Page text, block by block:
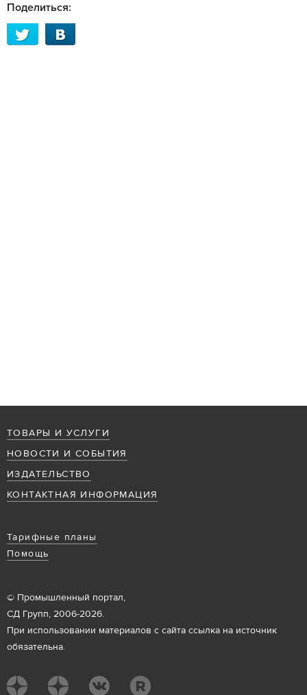
Поделиться:
ТОВАРЫ И УСЛУГИ
НОВОСТИ И СОБЫТИЯ
ИЗДАТЕЛЬСТВО
КОНТАКТНАЯ ИНФОРМАЦИЯ
Тарифные планы
Помощь
© Промышленный портал,
СД Групп, 2006-2026.
При использовании материалов с сайта ссылка на источник
обязательна.